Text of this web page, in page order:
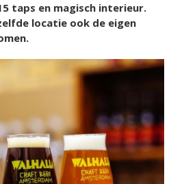
taps en magisch interieur.
locatie ook de eigen